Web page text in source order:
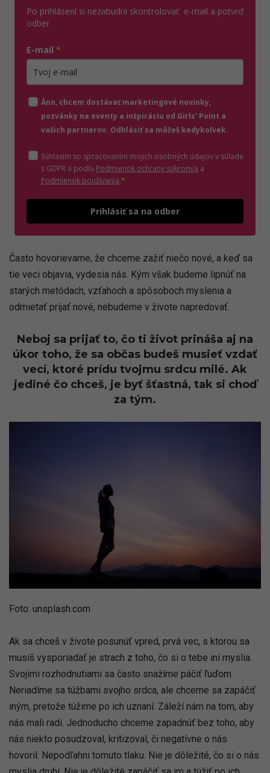
Po prihlásení si nezabudni skontrolovať e-mail a potvrď
odber.
E-mail *
Áno, chcem dostávať marketingové novinky,
pozvánky na eventy a inšpiráciu od Girls' Point a
vašich partnerov. Odhlásiť sa môžeš kedykoľvek.
Súhlasím so spracovaním mojich osobných údajov v súlade
s GDPR a podľa Podmienok ochrany súkromia (otvorí sa v novom
a
Podmienok používania(otvorí sa v novom okne)
.*
Prihlásiť sa na odber
Často hovorievame, že chceme zažiť niečo nové, a keď sa
tie veci objavia, vydesia nás. Kým však budeme lipnúť na
starých metódach, vzťahoch a spôsoboch myslenia a
odmietať prijať nové, nebudeme v živote napredovať.
Neboj sa prijať to, čo ti život prináša aj na
úkor toho, že sa občas budeš musieť vzdať
vecí, ktoré prídu tvojmu srdcu milé. Ak
jediné čo chceš, je byť šťastná, tak si choď
za tým.
Foto: unsplash.com
Ak sa chceš v živote posunúť vpred, prvá vec, s ktorou sa
musíš vysporiadať je strach z toho, čo si o tebe iní myslia.
Svojimi rozhodnutiami sa často snažíme páčiť ľuďom.
Neriadíme sa túžbami svojho srdca, ale chceme sa zapáčiť
iným, pretože túžime po ich uznaní. Záleží nám na tom, aby
nás mali radi. Jednoducho chceme zapadnúť bez toho, aby
nás niekto posudzoval, kritizoval, či negatívne o nás
hovoril. Nepodľahni tomuto tlaku. Nie je dôležité, čo si o nás